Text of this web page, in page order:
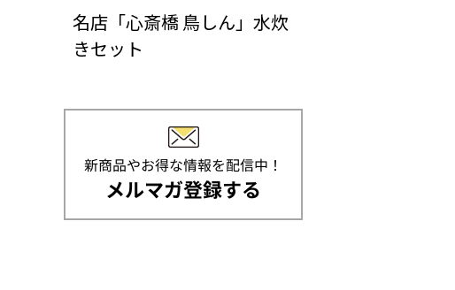
名店「心斎橋 鳥しん」水炊
きセット